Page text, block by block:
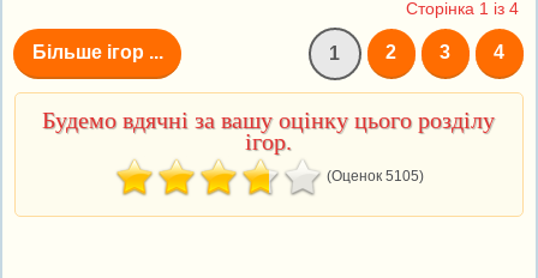
Сторінка 1 із 4
Більше ігор ... 1 2 3 4
Будемо вдячні за вашу оцінку цього розділу
ігор.
(Оценок 5105)